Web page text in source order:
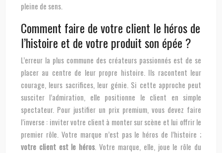
pleine de sens.
Comment faire de votre client le héros de
l’histoire et de votre produit son épée ?
L’erreur la plus commune des créateurs passionnés est de se
placer au centre de leur propre histoire. Ils racontent leur
courage, leurs sacrifices, leur génie. Si cette approche peut
susciter l’admiration, elle positionne le client en simple
spectateur. Pour justifier un prix premium, vous devez faire
l’inverse : inviter votre client à monter sur scène et lui offrir le
premier rôle. Votre marque n’est pas le héros de l’histoire ;
votre client est le héros . Votre marque, elle, joue le rôle du